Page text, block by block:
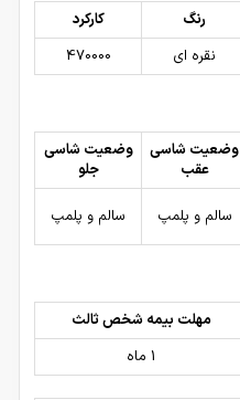
رنگ
کارکرد
نقره ای 470000
وضعیت شاسی
عقب
وضعیت شاسی
جلو
سالم و پلمپ سالم و پلمپ
مهلت بیمه شخص ثالث
1 ماه